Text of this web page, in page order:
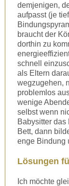
demjenigen,
aufpasst (je
braucht der
dorthin zu
schnell
als Eltern
wegzugehen,
problemlos
wenige
selbst wenn
Babysitter
Bett, dann
enge Bindung
Lösungen
Ich möchte